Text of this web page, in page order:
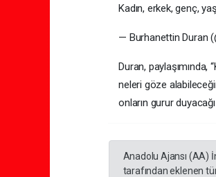
Kadın, erkek, genç,
— Burhanettin Duran
Duran,
neleri göze
onların gurur
Anadolu Ajansı (AA)
tarafından eklenen